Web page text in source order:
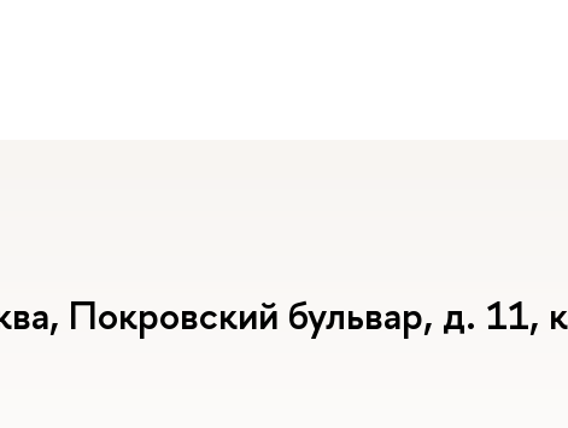
Покровский бульвар, д. 11,